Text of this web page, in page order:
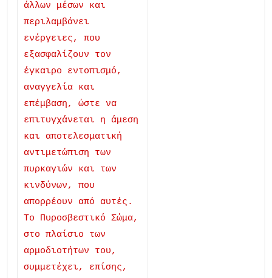
άλλων μέσων και
περιλαμβάνει
ενέργειες, που
εξασφαλίζουν τον
έγκαιρο εντοπισμό,
αναγγελία και
επέμβαση, ώστε να
επιτυγχάνεται η άμεση
και αποτελεσματική
αντιμετώπιση των
πυρκαγιών και των
κινδύνων, που
απορρέουν από αυτές.
Το Πυροσβεστικό Σώμα,
στο πλαίσιο των
αρμοδιοτήτων του,
συμμετέχει, επίσης,